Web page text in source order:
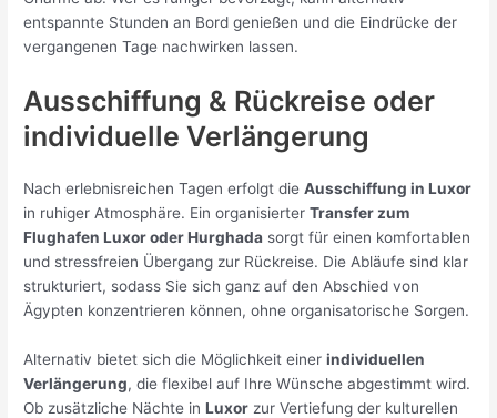
entspannte Stunden an Bord genießen und die Eindrücke der
vergangenen Tage nachwirken lassen.
Ausschiffung & Rückreise oder
individuelle Verlängerung
Nach erlebnisreichen Tagen erfolgt dieAusschiffung in Luxor
in ruhiger Atmosphäre. Ein organisierterTransfer zum
Flughafen Luxor oder Hurghada sorgt für einen komfortablen
und stressfreien Übergang zur Rückreise. Die Abläufe sind klar
strukturiert, sodass Sie sich ganz auf den Abschied von
Ägypten konzentrieren können, ohne organisatorische Sorgen.
Alternativ bietet sich die Möglichkeit einerindividuellen
Verlängerung, die flexibel auf Ihre Wünsche abgestimmt wird.
Ob zusätzliche Nächte inLuxor zur Vertiefung der kulturellen